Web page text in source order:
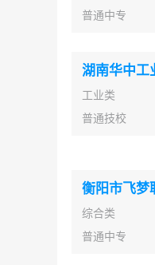
普通中专
湖南华中工
工业类
普通技校
衡阳市飞梦
综合类
普通中专